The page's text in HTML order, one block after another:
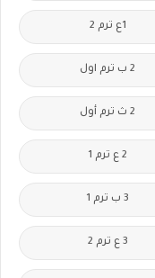
1ع ترم 2
2 ب ترم اول
2 ث ترم أول
2 ع ترم 1
3 ب ترم 1
3 ع ترم 2